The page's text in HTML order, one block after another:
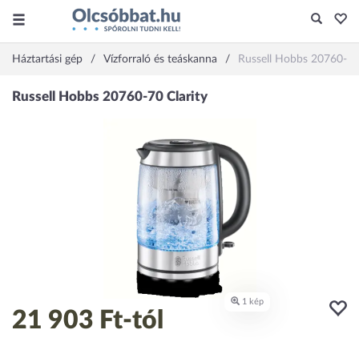
Háztartási gép Vízforraló és teáskanna Russell Hobbs 20760-
21 903 Ft-tól